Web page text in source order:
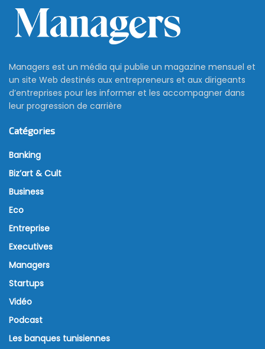
Managers est un média qui publie un magazine mensuel et
un site Web destinés aux entrepreneurs et aux dirigeants
d’entreprises pour les informer et les accompagner dans
leur progression de carrière
Catégories
Banking
Biz’art & Cult
Business
Eco
Entreprise
Executives
Managers
Startups
Vidéo
Podcast
Les banques tunisiennes